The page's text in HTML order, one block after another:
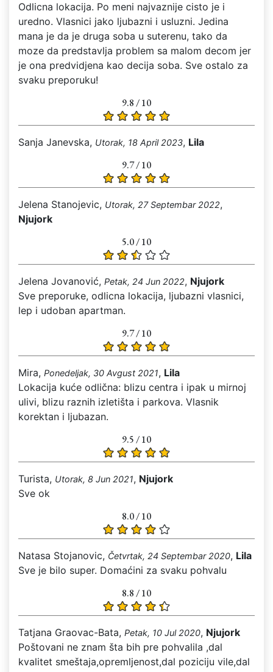
Odlicna lokacija. Po meni najvaznije cisto je i
uredno. Vlasnici jako ljubazni i usluzni. Jedina
mana je da je druga soba u suterenu, tako da
moze da predstavlja problem sa malom decom jer
je ona predvidjena kao decija soba. Sve ostalo za
svaku preporuku!
9.8 / 10
Sanja Janevska, Utorak, 18 April 2023, Lila
9.7 / 10
Jelena Stanojevic, Utorak, 27 Septembar 2022,
Njujork
5.0 / 10
Jelena Jovanović, Petak, 24 Jun 2022, Njujork
Sve preporuke, odlicna lokacija, ljubazni vlasnici,
lep i udoban apartman.
9.7 / 10
Mira, Ponedeljak, 30 Avgust 2021, Lila
Lokacija kuće odlična: blizu centra i ipak u mirnoj
ulivi, blizu raznih izletišta i parkova. Vlasnik
korektan i ljubazan.
9.5 / 10
Turista, Utorak, 8 Jun 2021, Njujork
Sve ok
8.0 / 10
Natasa Stojanovic, Četvrtak, 24 Septembar 2020, Lila
Sve je bilo super. Domaćini za svaku pohvalu
8.8 / 10
Tatjana Graovac-Bata, Petak, 10 Jul 2020, Njujork
Poštovani ne znam šta bih pre pohvalila ,dal
kvalitet smeštaja,opremljenost,dal poziciju vile,dal